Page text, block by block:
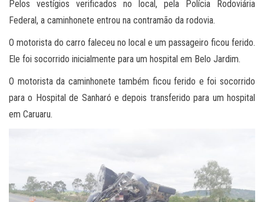
Pelos vestígios verificados no local, pela Polícia Rodoviária
Federal, a caminhonete entrou na contramão da rodovia.
O motorista do carro faleceu no local e um passageiro ficou ferido.
Ele foi socorrido inicialmente para um hospital em Belo Jardim.
O motorista da caminhonete também ficou ferido e foi socorrido
para o Hospital de Sanharó e depois transferido para um hospital
em Caruaru.